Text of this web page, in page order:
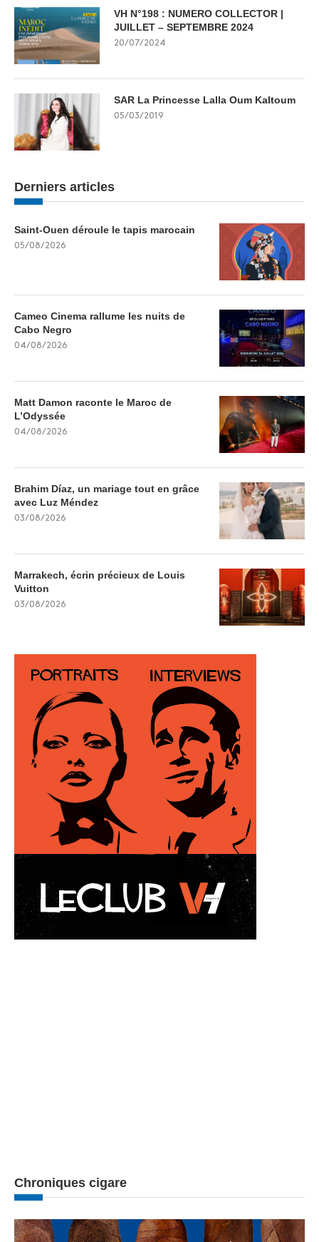
VH N°198 : NUMERO COLLECTOR |
JUILLET – SEPTEMBRE 2024
20/07/2024
SAR La Princesse Lalla Oum Kaltoum
05/03/2019
Derniers articles
Saint-Ouen déroule le tapis marocain
05/08/2026
Cameo Cinema rallume les nuits de
Cabo Negro
04/08/2026
Matt Damon raconte le Maroc de
L’Odyssée
04/08/2026
Brahim Díaz, un mariage tout en grâce
avec Luz Méndez
03/08/2026
Marrakech, écrin précieux de Louis
Vuitton
03/08/2026
Chroniques cigare